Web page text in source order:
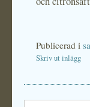
Publicerad i
Skriv ut inlägg